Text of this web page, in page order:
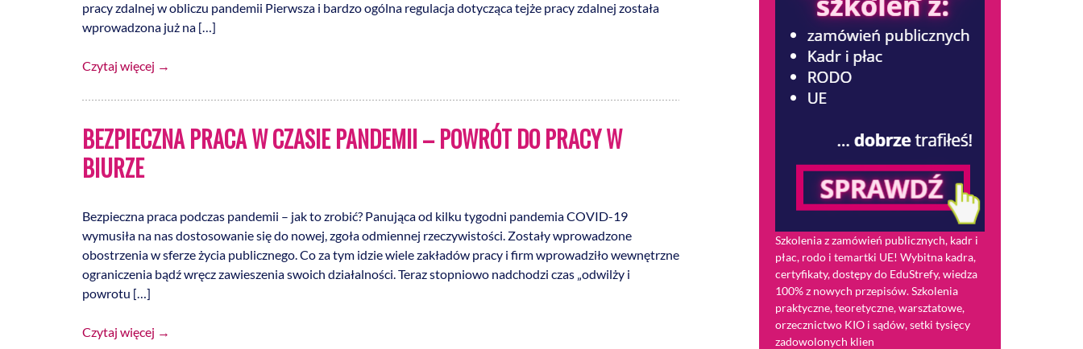
pracy zdalnej w obliczu pandemii Pierwsza i bardzo ogólna regulacja dotycząca tejże pracy zdalnej została
wprowadzona już na […]
Czytaj więcej →
BEZPIECZNA PRACA W CZASIE PANDEMII – POWRÓT DO PRACY W
BIURZE
Bezpieczna praca podczas pandemii – jak to zrobić? Panująca od kilku tygodni pandemia COVID-19
wymusiła na nas dostosowanie się do nowej, zgoła odmiennej rzeczywistości. Zostały wprowadzone
obostrzenia w sferze życia publicznego. Co za tym idzie wiele zakładów pracy i firm wprowadziło wewnętrzne
ograniczenia bądź wręcz zawieszenia swoich działalności. Teraz stopniowo nadchodzi czas „odwilży i
powrotu […]
Czytaj więcej →
Szkolenia z zamówień publicznych, kadr i
płac, rodo i temartki UE! Wybitna kadra,
certyfikaty, dostępy do EduStrefy, wiedza
100% z nowych przepisów. Szkolenia
praktyczne, teoretyczne, warsztatowe,
orzecznictwo KIO i sądów, setki tysięcy
zadowolonych klien